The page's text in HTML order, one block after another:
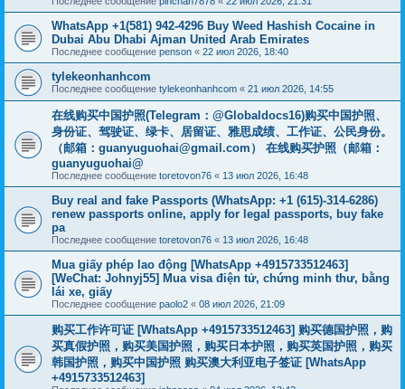
WhatsApp +1(581) 942-4296 Buy Weed Hashish Cocaine in
Dubai Abu Dhabi Ajman United Arab Emirates
Последнее сообщение penson « 22 июл 2026, 18:40
tylekeonhanhcom
Последнее сообщение tylekeonhanhcom « 21 июл 2026, 14:55
在线购买中国护照(Telegram：@Globaldocs16)购买中国护照、
身份证、驾驶证、绿卡、居留证、雅思成绩、工作证、公民身份。
（邮箱： guanyuguohai@gmail.com ） 在线购买护照（邮箱：
guanyuguohai@
Последнее сообщение toretovon76 « 13 июл 2026, 16:48
Buy real and fake Passports (WhatsApp: +1 (615)-314-6286)
renew passports online, apply for legal passports, buy fake
pa
Последнее сообщение toretovon76 « 13 июл 2026, 16:48
Mua giấy phép lao động [WhatsApp +4915733512463]
[WeChat: Johnyj55] Mua visa điện tử, chứng minh thư, bằng
lái xe, giấy
Последнее сообщение paolo2 « 08 июл 2026, 21:09
购买工作许可证 [WhatsApp +4915733512463] 购买德国护照，购
买真假护照，购买美国护照，购买日本护照，购买英国护照，购买
韩国护照，购买中国护照 购买澳大利亚电子签证 [WhatsApp
+4915733512463]